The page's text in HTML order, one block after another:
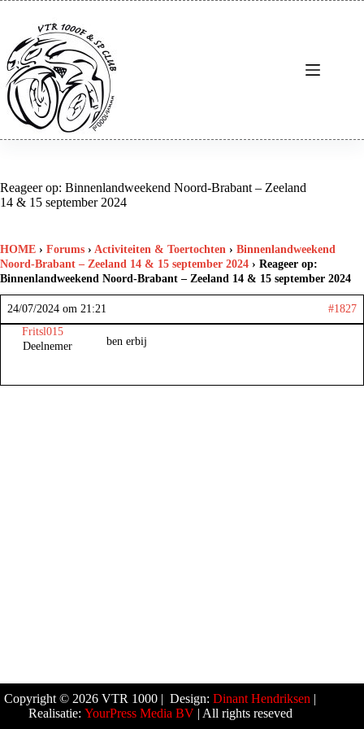
inhoud
Reageer op: Binnenlandweekend Noord-Brabant – Zeeland
14 & 15 september 2024
HOME › Forums › Activiteiten & Toertochten › Binnenlandweekend
Noord-Brabant – Zeeland 14 & 15 september 2024 › Reageer op:
Binnenlandweekend Noord-Brabant – Zeeland 14 & 15 september 2024
24/07/2024 om 21:21
#1827
Fritsl015
Deelnemer
ben erbij
Copyright © 2026 VTR 1000 | Design:Dinant Hendriksen |
Realisatie: YourPress Media BV| All rights reseved